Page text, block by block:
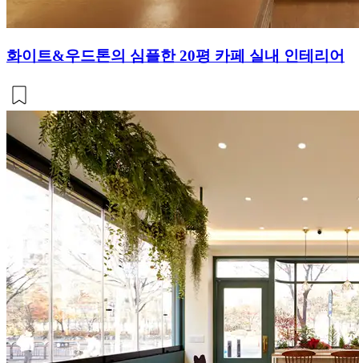
화이트&우드톤의 심플한 20평 카페 실내 인테리어